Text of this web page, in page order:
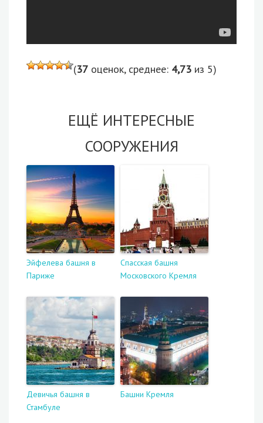
(37 оценок, среднее: 4,73 из 5)
ЕЩЁ ИНТЕРЕСНЫЕ
СООРУЖЕНИЯ
Эйфелева башня в
Париже
Спасская башня
Московского Кремля
Девичья башня в
Стамбуле
Башни Кремля